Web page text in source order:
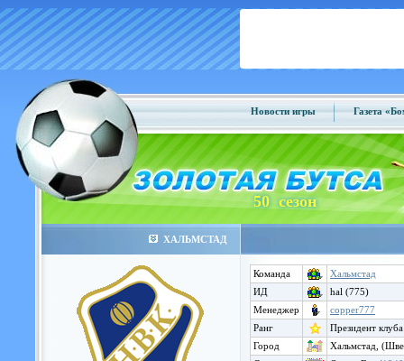
Новости игры Газета
50 сезон
ХАЛЬМСТАД
Команда
Хальмстад
ИД
hal (775)
Менеджер
copper777
Ранг
Президент клуба
Город
Хальмстад,